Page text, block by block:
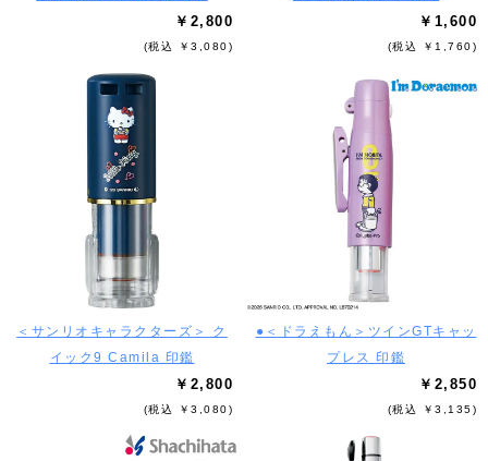
￥2,800
(税込 ￥3,080)
￥1,600
(税込 ￥1,760)
＜サンリオキャラクターズ＞ ク
イック9 Camila 印鑑
￥2,800
(税込 ￥3,080)
●＜ドラえもん＞ツインGTキャッ
プレス 印鑑
￥2,850
(税込 ￥3,135)